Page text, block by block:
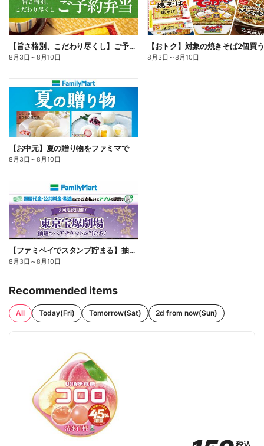
【旨さ格別、こだわり尽くし】ご予約弁当
8月3日 ～8月10日 8月3日 ～8月10日
【お中元】夏の贈り物をファミマで
8月3日 ～8月10日
【ファミペイでスタンプ貯まる】抽選でペアチケットが当たる!
8月3日 ～8月10日
Recommended items
All Today(Fri) Tomorrow(Sat) 2d from now(Sun)